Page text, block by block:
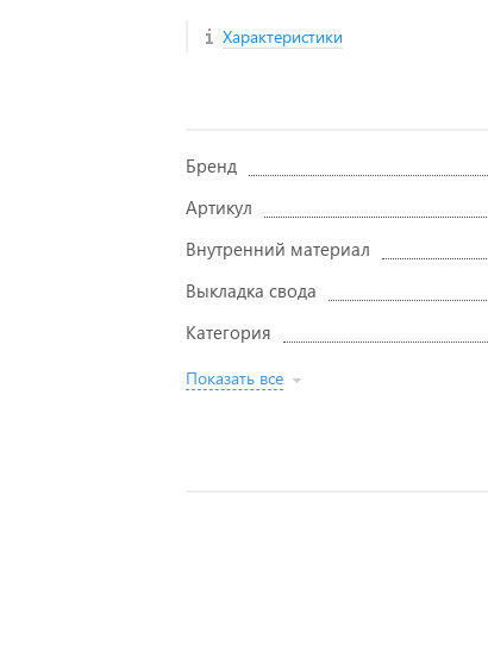
Характеристики
Бренд
Артикул
Внутренний материал
Выкладка свода
Категория
Показать все